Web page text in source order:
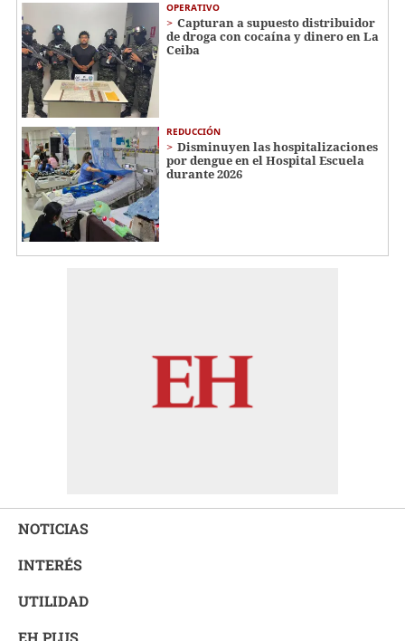
OPERATIVO
Capturan a supuesto distribuidor
de droga con cocaína y dinero en La
Ceiba
REDUCCIÓN
Disminuyen las hospitalizaciones
por dengue en el Hospital Escuela
durante 2026
NOTICIAS
INTERÉS
UTILIDAD
EH PLUS